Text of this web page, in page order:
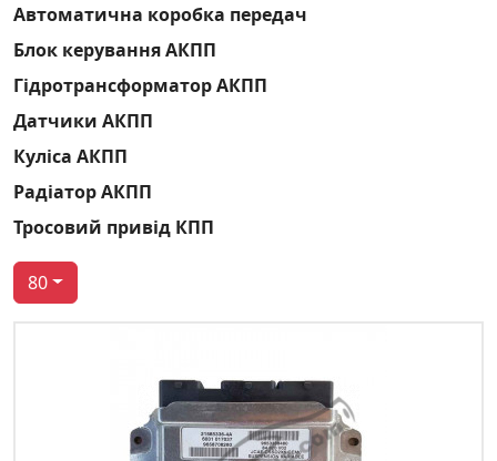
Автоматична коробка передач
Блок керування АКПП
Гідротрансформатор АКПП
Датчики АКПП
Куліса АКПП
Радіатор АКПП
Тросовий привід КПП
80